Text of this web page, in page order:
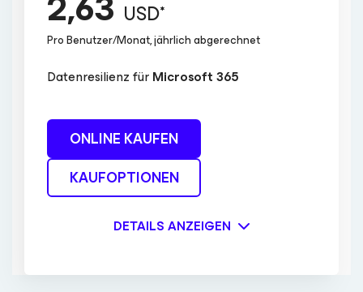
USD*
Pro Benutzer/Monat, jährlich abgerechnet
Datenresilienz fürMicrosoft 365
ONLINE KAUFEN
KAUFOPTIONEN
DETAILS ANZEIGEN